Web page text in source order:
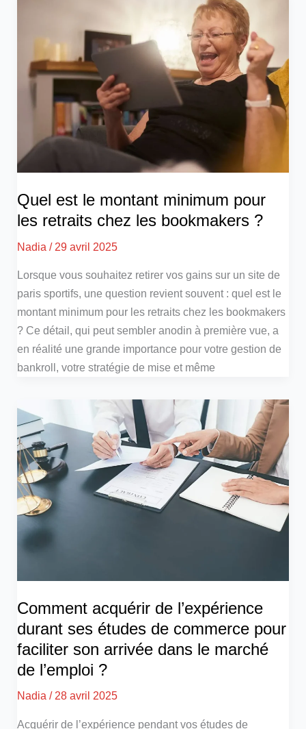
Quel est le montant minimum pour
les retraits chez les bookmakers ?
Nadia/ 29 avril 2025
Lorsque vous souhaitez retirer vos gains sur un site de
paris sportifs, une question revient souvent : quel est le
montant minimum pour les retraits chez les bookmakers
? Ce détail, qui peut sembler anodin à première vue, a
en réalité une grande importance pour votre gestion de
bankroll, votre stratégie de mise et même
Comment acquérir de l’expérience
durant ses études de commerce pour
faciliter son arrivée dans le marché
de l’emploi ?
Nadia/ 28 avril 2025
Acquérir de l’expérience pendant vos études de